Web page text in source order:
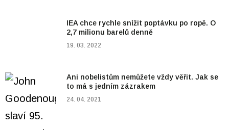
IEA chce rychle snížit poptávku po ropě. O
2,7 milionu barelů denně
19. 03. 2022
Ani nobelistům nemůžete vždy věřit. Jak se
to má s jedním zázrakem
24. 04. 2021